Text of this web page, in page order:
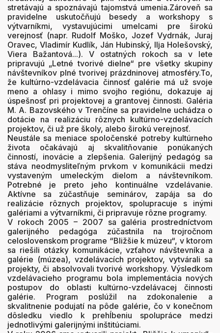
stretávajú a spoznávajú tajomstvá umenia.Zároveň sa
pravidelne uskutočňujú besedy a workshopy s
výtvarníkmi, vystavujúcimi umelcami pre širokú
verejnosť (napr. Rudolf Moško, Jozef Vydrnák, Juraj
Oravec, Vladimír Kudlík, Ján Hubinský, Ilja Holešovský,
Viera Bažantová...). V ostatných rokoch sa v lete
pripravujú „Letné tvorivé dielne“ pre všetky skupiny
návštevníkov plné tvorivej prázdninovej atmosféry.To,
že kultúrno-vzdelávacia činnosť galérie má už svoje
meno a ohlasy i mimo svojho regiónu, dokazuje aj
úspešnosť pri projektovej a grantovej činnosti. Galéria
M. A. Bazovského v Trenčíne sa pravidelne uchádza o
dotácie na realizáciu rôznych kultúrno-vzdelávacích
projektov, či už pre školy, alebo širokú verejnosť.
Neustále sa meniace spoločenské potreby kultúrneho
života očakávajú aj skvalitňovanie ponúkaných
činností, inovácie a zlepšenia. Galerijný pedagóg sa
stáva neodmysliteľným prvkom v komunikácii medzi
vystaveným umeleckým dielom a návštevníkom.
Potrebné je preto jeho kontinuálne vzdelávanie.
Aktívne sa zúčastňuje seminárov, zapája sa do
realizácie rôznych projektov, spolupracuje s inými
galériami a výtvarníkmi, či pripravuje rôzne programy.
V rokoch 2005 – 2007 sa galéria prostredníctvom
galerijného pedagóga zúčastnila na trojročnom
celoslovenskom programe “Bližšie k múzeu“, v ktorom
sa riešili otázky komunikácie, vzťahov návštevníka a
galérie (múzea), vzdelávacích projektov, vytvárali sa
projekty, či absolvovali tvorivé workshopy. Výsledkom
vzdelávacieho programu bola implementácia nových
postupov do oblasti kultúrno-vzdelávacej činnosti
galérie. Program poslúžil na zdokonalenie a
skvalitnenie podujatí na pôde galérie, čo v konečnom
dôsledku viedlo k prehĺbeniu spolupráce medzi
jednotlivými galerijnými inštitúciami.